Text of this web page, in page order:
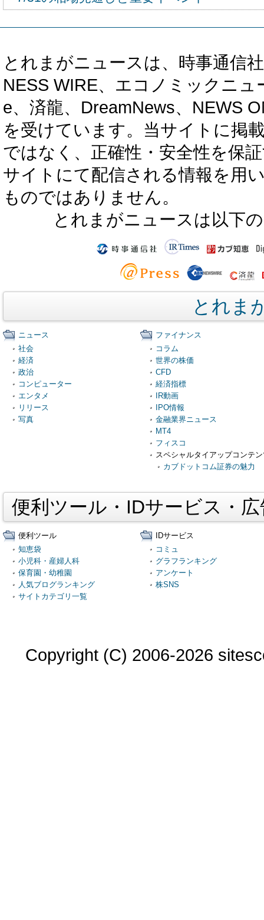
とれまがニュースは、時事通信
NESS WIRE、エコノミックニ
e、済龍、DreamNews、NEWS
を受けています。当サイトに掲
ではなく、正確性・安全性を保
サイトにて配信される情報を用
ものではありません。
とれまがニュースは以下
とれま
ニュース
社会
経済
政治
コンピューター
エンタメ
リリース
写真
ファイナンス
コラム
世界の株価
CFD
経済指標
IR動画
IPO情報
金融業界ニュース
MT4
フィスコ
スペシャルタイアップコンテ
カブドットコム証券の魅力
便利ツール・IDサービス・
便利ツール
知恵袋
小児科・産婦人科
保育園・幼稚園
人気ブログランキング
サイトカテゴリ一覧
IDサービス
コミュ
グラフランキング
アンケート
株SNS
Copyright (C) 2006-2026